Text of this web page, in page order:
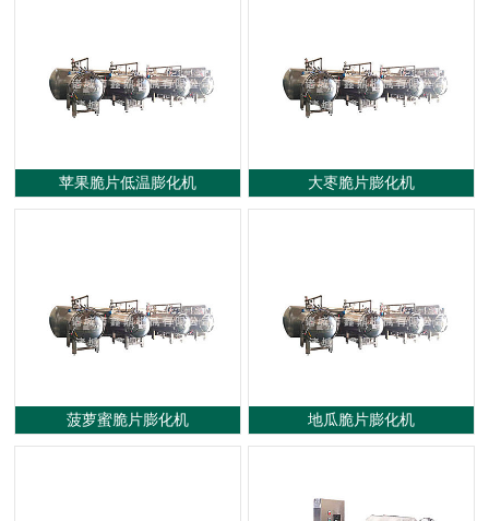
炒锅蒸煮锅系列 烘干设备 案例展示
苹果脆片低温膨化机 大枣脆片膨化机
菠萝蜜脆片膨化机 地瓜脆片膨化机